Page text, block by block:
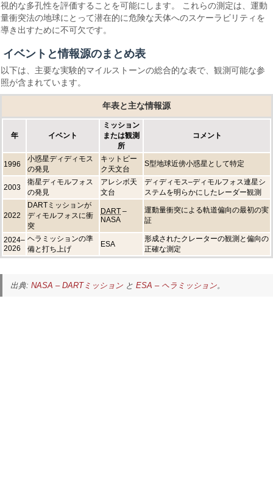
視的な多孔性を評価することを可能にします。 これらの測定は、運動
量衝突法の地球にとって潜在的に危険な天体へのスケーラビリティを
導き出すために不可欠です。
イベントと情報源のまとめ表
以下は、主要な実験的マイルストーンの総合的な表で、観測可能な参
照が含まれています。
年表と主な情報源
年 イベント
ミッション
または観測
所
コメント
1996
小惑星ディディモス
の発見
キットピー
ク天文台
S型地球近傍小惑星として特定
2003
衛星ディモルフォス
の発見
アレシボ天
文台
ディディモス–ディモルフォス連星シ
ステムを明らかにしたレーダー観測
2022
DARTミッションが
ディモルフォスに衝
突
DART –
NASA
運動量衝突による軌道偏向の最初の実
証
2024–
2026
ヘラミッションの準
備と打ち上げ
ESA
形成されたクレーターの観測と偏向の
正確な測定
出典: NASA – DARTミッションと ESA – ヘラミッション。